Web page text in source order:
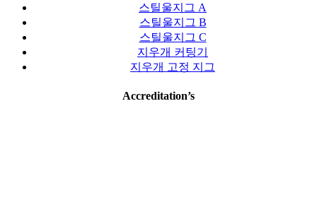
스틸울지그 A
스틸울지그 B
스틸울지그 C
지우개 커팅기
지우개 고정 지그
Accreditation’s